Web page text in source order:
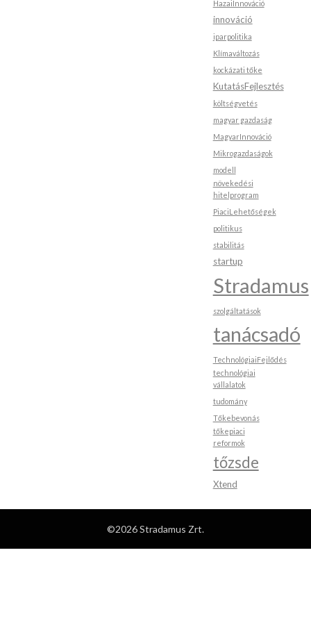
HazaiInnováció
innováció
iparpolitika
Klímaváltozás
kockázati tőke
KutatásFejlesztés
költségvetés
magyar gazdaság
MagyarInnováció
Mikrogazdaságok
modell
növekedési
hitelprogram
PiaciLehetőségek
politikus
stabilitás
startup
Stradamus
szolgáltatások
tanácsadó
TechnológiaiFejlődés
technológiai
vállalatok
tudomány
Tőkebevonás
tőkepiaci
reformok
tőzsde
Xtend
©2026 Stradamus Zrt.